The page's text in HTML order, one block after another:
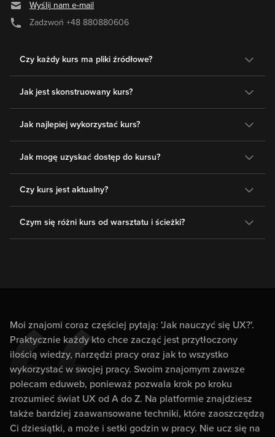
Wyślij nam e-mail
Zadzwoń +48 880880606
Czy każdy kurs ma pliki źródłowe?
Jak jest skonstruowany kurs?
Jak najlepiej wykorzystać kurs?
Jak mogę uzyskać dostęp do kursu?
Czy kurs jest aktualny?
Czym się różni kurs od warsztatu i ścieżki?
Moi znajomi coraz częściej pytają: 'Jak nauczyć się UX?'.
Praktycznie każdy kto chce zacząć jest przytłoczony
ilością wiedzy, narzędzi pracy oraz jak to wszystko
wykorzystać w swojej pracy. Swoim znajomym zawsze
polecam eduweb, ponieważ pozwala krok po kroku
zrozumieć świat UX od A do Z. Na platformie znajdziesz
także bardziej zaawansowane techniki, które zaoszczędzą
Ci dziesiątki, a może i setki godzin w pracy. Nie ucz się na